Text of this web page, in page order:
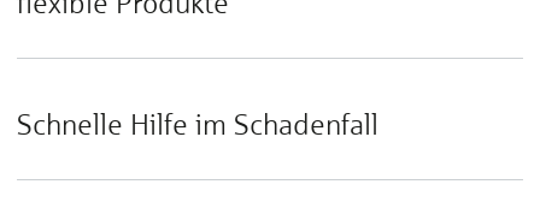
Schnelle Hilfe im Schadenfall